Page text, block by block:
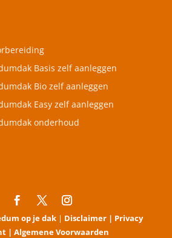
Basis zelf aanleggen
Bio zelf aanleggen
Easy zelf aanleggen
onderhoud
op je dak | Disclaimer | Privacy
|Algemene Voorwaarden